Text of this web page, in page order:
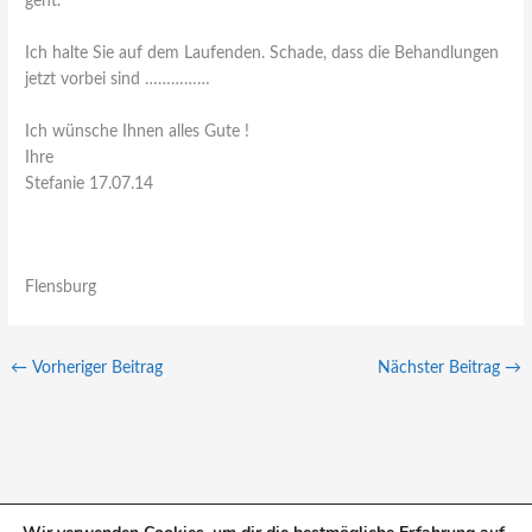
Ich halte Sie auf dem Laufenden. Schade, dass die Behandlungen
jetzt vorbei sind ……………
Ich wünsche Ihnen alles Gute !
Ihre
Stefanie 17.07.14
Flensburg
← Vorheriger Beitrag Nächster Beitrag →